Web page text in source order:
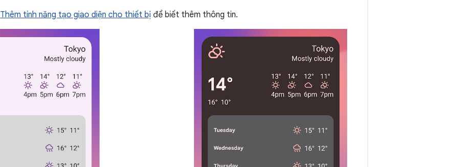
Thêm tính năng tạo giao diện cho thiết bị để biết thêm thông tin.